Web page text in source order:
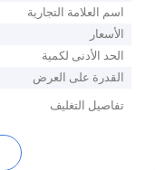
اسم العلامة التجارية
الأسعار
الحد الأدنى لكمية
القدرة على العرض
تفاصيل التغليف